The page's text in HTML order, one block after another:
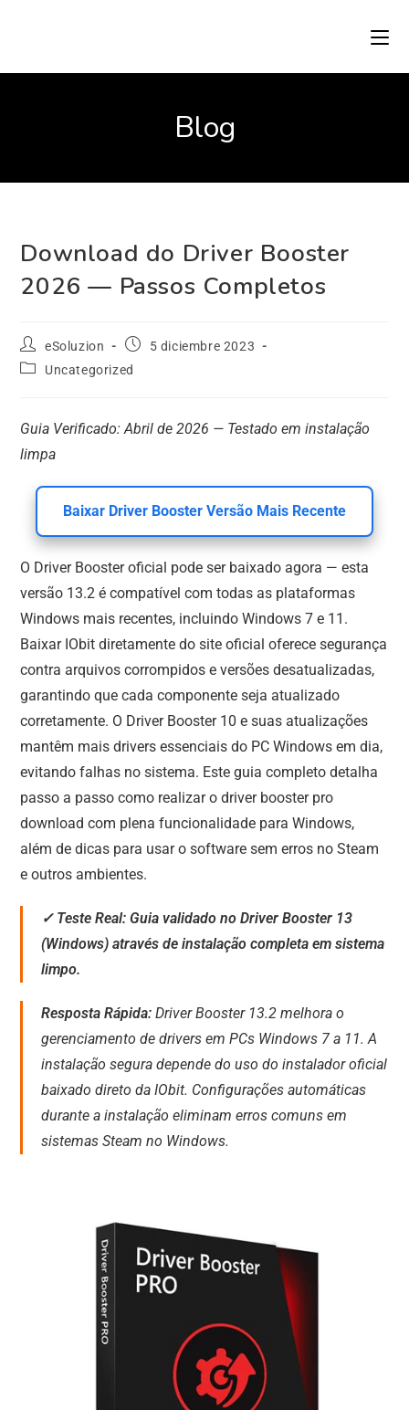
Blog
Download do Driver Booster
2026 — Passos Completos
eSoluzion
5 diciembre 2023
Uncategorized
Guia Verificado: Abril de 2026 — Testado em instalação
limpa
Baixar Driver Booster Versão Mais Recente
O Driver Booster oficial pode ser baixado agora — esta
versão 13.2 é compatível com todas as plataformas
Windows mais recentes, incluindo Windows 7 e 11.
Baixar IObit diretamente do site oficial oferece segurança
contra arquivos corrompidos e versões desatualizadas,
garantindo que cada componente seja atualizado
corretamente. O Driver Booster 10 e suas atualizações
mantêm mais drivers essenciais do PC Windows em dia,
evitando falhas no sistema. Este guia completo detalha
passo a passo como realizar o driver booster pro
download com plena funcionalidade para Windows,
além de dicas para usar o software sem erros no Steam
e outros ambientes.
✓ Teste Real: Guia validado no Driver Booster 13
(Windows) através de instalação completa em sistema
limpo.
Resposta Rápida: Driver Booster 13.2 melhora o
gerenciamento de drivers em PCs Windows 7 a 11. A
instalação segura depende do uso do instalador oficial
baixado direto da IObit. Configurações automáticas
durante a instalação eliminam erros comuns em
sistemas Steam no Windows.